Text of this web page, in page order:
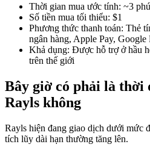
Futures sử dụng token làm tài
TradFi
Thời gian mua ước tính: ~3
Số tiền mua tối thiểu: $1
Phương thức thanh toán: Thẻ
ngân hàng, Apple Pay,
Khả dụng: Được hỗ trợ ở hầu
trên thế giới
Bây giờ có phải là thời
Rayls không
Rayls hiện đang giao dịch dưới mức
tích lũy dài hạn thường tăng lên.